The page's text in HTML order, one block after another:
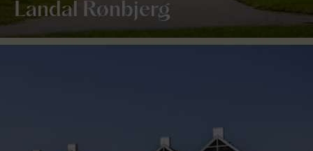
Landal Rønbjerg